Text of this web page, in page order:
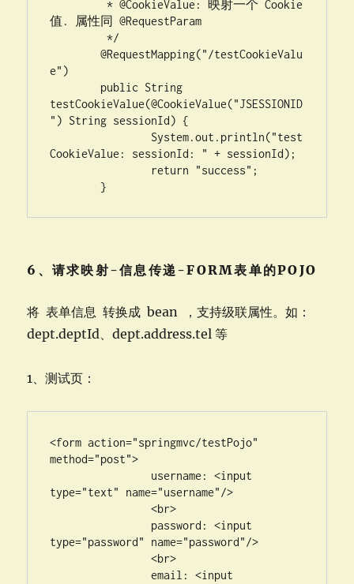
值. 属性同 @RequestParam
	@RequestMapping("/testCookieValu
e")
testCookieValue(@CookieValue("JSESSIONID
") String sessionId) {
CookieValue: sessionId: " + sessionId);
	}
6、请求映射-信息传递-FORM表单的POJO
将 表单信息 转换成 bean ，支持级联属性。如：
dept.deptId、dept.address.tel 等
1、测试页：
<form action="springmvc/testPojo"
method="post">
type="text" name="username"/>
		<br>
type="password" name="password"/>
		<br>
		email: <input